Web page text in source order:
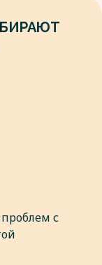
проблем с